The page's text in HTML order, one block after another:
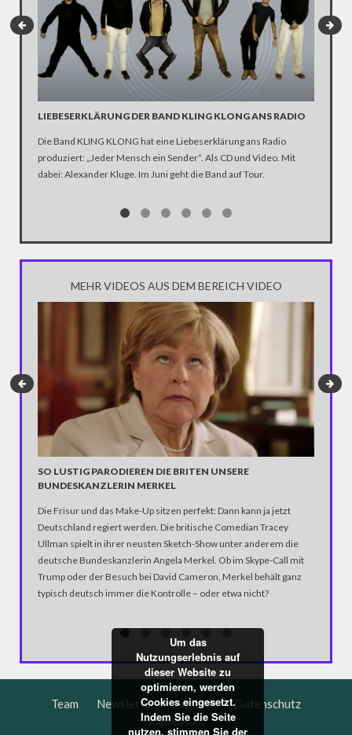
LIEBESERKLÄRUNG DER BAND KLING KLONG ANS RADIO
Die Band KLING KLONG hat eine Liebeserklärung ans Radio
produziert: „Jeder Mensch ein Sender“. Als CD und Video. Mit
dabei: Alexander Kluge. Im Juni geht die Band auf Tour.
MEHR VIDEOS AUS DEM BEREICH VIDEO
SO LUSTIG PARODIEREN DIE BRITEN UNSERE
BUNDESKANZLERIN MERKEL
Die Frisur und das Make-Up sitzen perfekt: Dann kann ja jetzt
Deutschland regiert werden. Die britische Comedian Tracey
Ullman spielt in ihrer neusten Sketch-Show unter anderem die
deutsche Bundeskanzlerin Angela Merkel. Ob im Skype-Call mit
Trump oder der Besuch bei David Cameron, Merkel behält ganz
typisch deutsch immer die Kontrolle – oder etwa nicht?
Team Newsletter Kontakt
Datenschutz
Impressum
Um das
Nutzungserlebnis auf
dieser Website zu
optimieren, werden
Cookies eingesetzt.
Indem Sie die Seite
nutzen, stimmen Sie der